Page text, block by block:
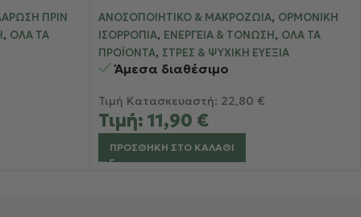
ΠΡΙΝ
, ΌΛΑ ΤΑ
ΑΝΟΣΟΠΟΙΗΤΙΚΌ & ΜΑΚΡΟΖΩΊΑ, ΟΡΜΟΝΙΚΉ
ΙΣΟΡΡΟΠΊΑ, ΕΝΈΡΓΕΙΑ & ΤΌΝΩΣΗ, ΌΛΑ ΤΑ
ΠΡΟΪΌΝΤΑ, ΣΤΡΕΣ & ΨΥΧΙΚΉ ΕΥΕΞΊΑ
Άμεσα διαθέσιμο
Τιμή Κατασκευαστή: 22,80 €
Τιμή: 11,90 €
ΠΡΟΣΘΉΚΗ ΣΤΟ ΚΑΛΆΘΙ